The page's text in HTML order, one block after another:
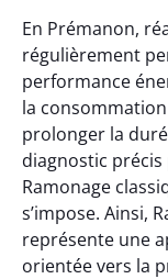
En Prémanon,
régulièrement
performance
la
prolonger la
diagnostic
Ramonage
s’impose. Ainsi,
représente une
orientée vers la